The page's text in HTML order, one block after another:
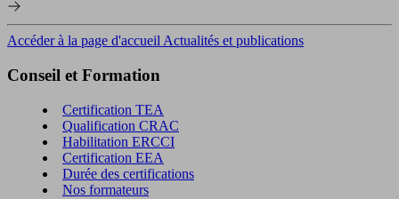
Accéder à la page d'accueil Actualités et publications
Conseil et Formation
Certification TEA
Qualification CRAC
Habilitation ERCCI
Certification EEA
Durée des certifications
Nos formateurs